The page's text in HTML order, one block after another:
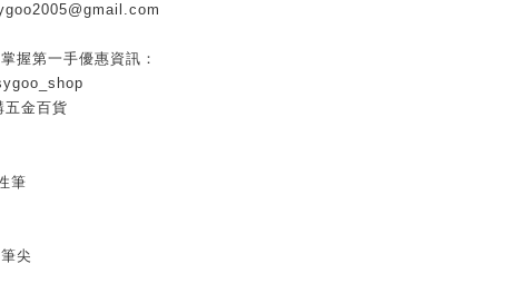
握第一手優惠資訊：
五金百貨
筆
尖